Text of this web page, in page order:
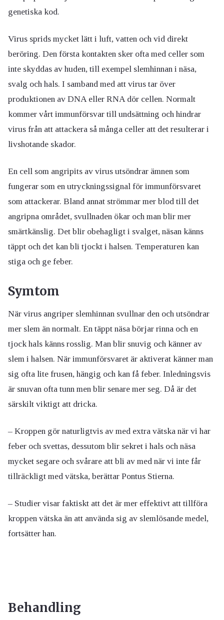
genetiska kod.
Virus sprids mycket lätt i luft, vatten och vid direkt
beröring. Den första kontakten sker ofta med celler som
inte skyddas av huden, till exempel slemhinnan i näsa,
svalg och hals. I samband med att virus tar över
produktionen av DNA eller RNA dör cellen. Normalt
kommer vårt immunförsvar till undsättning och hindrar
virus från att attackera så många celler att det resulterar i
livshotande skador.
En cell som angripits av virus utsöndrar ämnen som
fungerar som en utryckningssignal för immunförsvaret
som attackerar. Bland annat strömmar mer blod till det
angripna området, svullnaden ökar och man blir mer
smärtkänslig. Det blir obehagligt i svalget, näsan känns
täppt och det kan bli tjockt i halsen. Temperaturen kan
stiga och ge feber.
Symtom
När virus angriper slemhinnan svullnar den och utsöndrar
mer slem än normalt. En täppt näsa börjar rinna och en
tjock hals känns rosslig. Man blir snuvig och känner av
slem i halsen. När immunförsvaret är aktiverat känner man
sig ofta lite frusen, hängig och kan få feber. Inledningsvis
är snuvan ofta tunn men blir senare mer seg. Då är det
särskilt viktigt att dricka.
– Kroppen gör naturligtvis av med extra vätska när vi har
feber och svettas, dessutom blir sekret i hals och näsa
mycket segare och svårare att bli av med när vi inte får
tillräckligt med vätska, berättar Pontus Stierna.
– Studier visar faktiskt att det är mer effektivt att tillföra
kroppen vätska än att använda sig av slemlösande medel,
fortsätter han.
Behandling